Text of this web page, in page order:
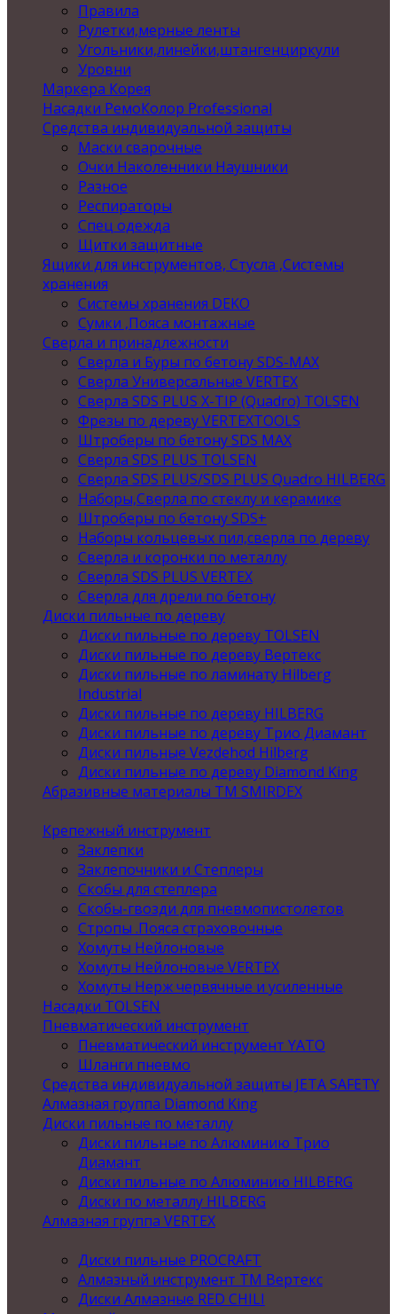
Правила
Рулетки,мерные ленты
Угольники,линейки,штангенциркули
Уровни
Маркера Корея
Насадки РемоКолор Professional
Средства индивидуальной защиты
Маски сварочные
Очки Наколенники Наушники
Разное
Респираторы
Спец одежда
Щитки защитные
Ящики для инструментов, Стусла ,Системы
хранения
Системы хранения DEKO
Сумки ,Пояса монтажные
Сверла и принадлежности
Сверла и Буры по бетону SDS-MAX
Сверла Универсальные VERTEX
Сверла SDS PLUS X-TIP (Quadro) TOLSEN
Фрезы по дереву VERTEXTOOLS
Штроберы по бетону SDS MAX
Сверла SDS PLUS TOLSEN
Сверла SDS PLUS/SDS PLUS Quadro HILBERG
Наборы,Сверла по стеклу и керамике
Штроберы по бетону SDS+
Наборы кольцевых пил,сверла по дереву
Сверла и коронки по металлу
Сверла SDS PLUS VERTEX
Сверла для дрели по бетону
Диски пильные по дереву
Диски пильные по дереву TOLSEN
Диски пильные по дереву Вертекс
Диски пильные по ламинату Hilberg
Industrial
Диски пильные по дереву HILBERG
Диски пильные по дереву Трио Диамант
Диски пильные Vezdehod Hilberg
Диски пильные по дереву Diamond King
Абразивные материалы ТМ SMIRDEX
Крепежный инструмент
Заклепки
Заклепочники и Степлеры
Скобы для степлера
Скобы-гвозди для пневмопистолетов
Стропы .Пояса страховочные
Хомуты Нейлоновые
Хомуты Нейлоновые VERTEX
Хомуты Нерж червячные и усиленные
Насадки TOLSEN
Пневматический инструмент
Пневматический инструмент YATO
Шланги пневмо
Средства индивидуальной защиты JETA SAFETY
Алмазная группа Diamond King
Диски пильные по металлу
Диски пильные по Алюминию Трио
Диамант
Диски пильные по Алюминию HILBERG
Диски по металлу HILBERG
Алмазная группа VERTEX
Диски пильные PROCRAFT
Алмазный инструмент ТМ Вертекс
Диски Алмазные RED CHILI